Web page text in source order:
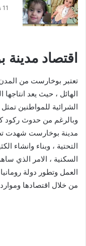
11 نوفمبر، 2023
اقتصاد
تعتبر بوخارست من
الهائل ، حيث يعد انتاجها
الشرائية للمواطنين
وبالرغم من حدوث ركود
مدينة بوخارست شهدت
التحتية ، وبناء وانشاء
السكنية ، الامر الذي
العمل وتطور دولة
من خلال اقتصادها